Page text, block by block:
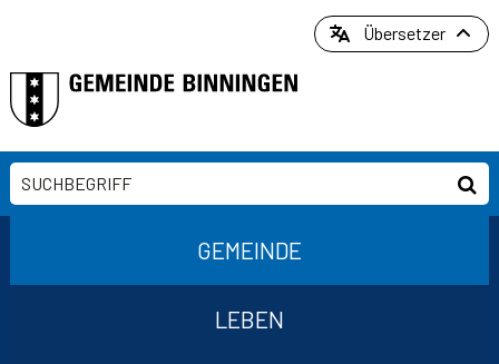
Übersetzer
GEMEINDE
LEBEN
Suchbegriff